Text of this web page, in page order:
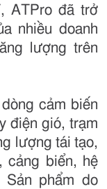
ATPro đã trở
nhiều doanh
lượng trên
cảm biến
điện gió, trạm
lượng tái tạo,
cảng biển, hệ
Sản phẩm do